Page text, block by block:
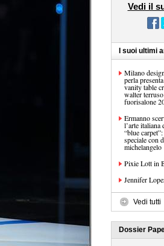
Vedi il
I suoi ultimi
Milano
perla
vanity table
walter
fuorisalone
Ermanno
l’arte italiana
“blue
speciale con
Jennifer
Vedi tutti
Dossier